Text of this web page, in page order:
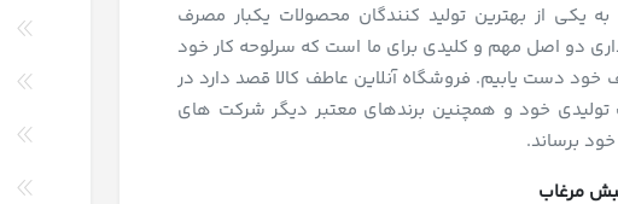
یکی از بهترین تولید کنندگان محصولات یکبار مصرف
دو اصل مهم و کلیدی برای ما است که سرلوحه کار خود
خود دست یابیم. فروشگاه آنلاین عاطف کالا قصد دارد در
خود و همچنین برندهای معتبر دیگر شرکت های
برساند.
مرغاب